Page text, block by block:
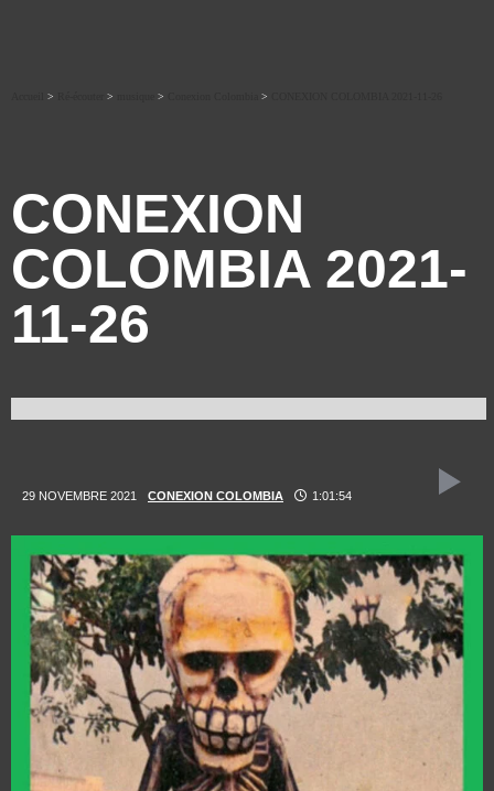
> > > >
CONEXION
COLOMBIA 2021-
11-26
29 NOVEMBRE 2021 CONEXION COLOMBIA 1:01:54